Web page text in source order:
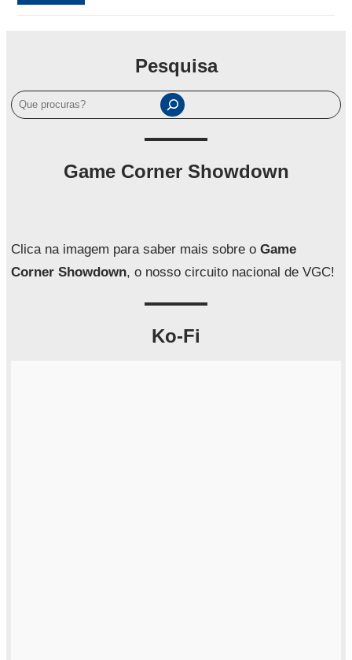
Pesquisa
P
e
a
Game Corner Showdown
Clica na imagem para saber mais sobre o Game
Corner Showdown, o nosso circuito nacional de VGC!
Ko-Fi